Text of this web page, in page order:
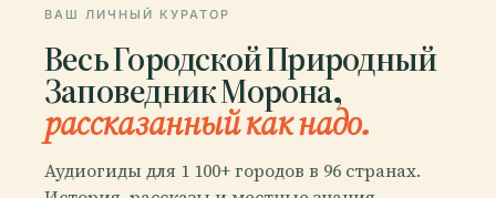
ВАШ ЛИЧНЫЙ КУРАТОР
Весь Городской Природный
Заповедник Морона,
рассказанный как надо.
Аудиогиды для 1 100+ городов в 96 странах.